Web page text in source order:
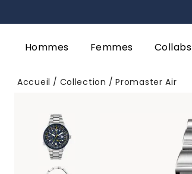
Hommes Femmes Collabs
Accueil Collection Promaster Air